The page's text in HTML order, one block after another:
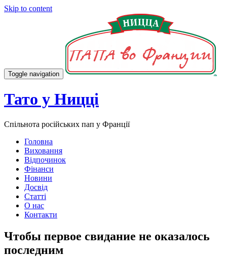
Skip to content
Toggle navigation
Тато у Ницці
Спільнота російських пап у Франції
Головна
Виховання
Відпочинок
Фінанси
Новини
Досвід
Статті
О нас
Контакти
Чтобы первое свидание не оказалось
последним